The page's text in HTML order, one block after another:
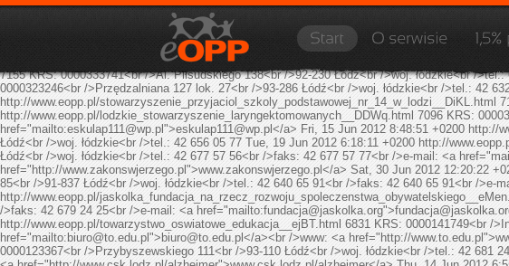
eopp.pl to internetowa baza organizacji pożytku publicznego. Znajdują się w niej OPP z
http://www.eopp.pl/fundacja_sportowcy_dzieciom__DKpp.html
kontakt@sportowcydzieciom.com ">
http://www.eopp.pl/miejski_szkolny_zwiazek_sportowy_w_lodzi__DiAo.html 7173
KRS:
mszs@wp.pl </a><br />www: <a href="http://
7155 KRS: 0000333741<br />Al. Piłsudskiego 138<br />92-230 Łódź<br />woj. łódzkie<br />tel.:
0000323246<br />Przędzalniana 127 lok. 27<br />93-286 Łódź<br />woj. łódzkie<br />tel.: 42
http://www.eopp.pl/stowarzyszenie_przyjaciol_szkoly_podstawowej_nr_14_w_lodzi__DiKL.html
http://www.eopp.pl/lodzkie_stowarzyszenie_laryngektomowanych__DDWq.html 7096 KRS:
href="mailto:eskulap111@wp.pl ">eskulap111@wp.pl </a> Fri, 15 Jun 2012 8:48:51 +0200 http://
Łódź<br />woj. łódzkie<br />tel.: 42 656 05 77 Tue, 19 Jun 2012 6:18:11 +0200 http://
Łódź<br />woj. łódzkie<br />tel.: 42 677 57 56<br />faks: 42 677 57 77<br />e-mail: <a
href="http://www.zakonswjerzego.pl">www.zakonswjerzego.pl</a> Sat, 30 Jun 2012 12:20:22
85<br />91-837 Łódź<br />woj. łódzkie<br />tel.: 42 640 65 91<br />faks: 42 640 65 91<br />e-
http://www.eopp.pl/
/>faks: 42 679 24 25<br />e-mail: <a href="mailto:fundacja@jaskolka.org">
http://www.eopp.pl/towarzystwo_oswiatowe_edukacja__ejBT.html 6831 KRS: 0000141749<br /
href="mailto: biuro@to.edu.pl "> biuro@to.edu.pl </a><br />www: <a href="http://
0000123367<br />Przybyszewskiego 111<br />93-110 Łódź<br />woj. łódzkie<br />tel.: 42 681